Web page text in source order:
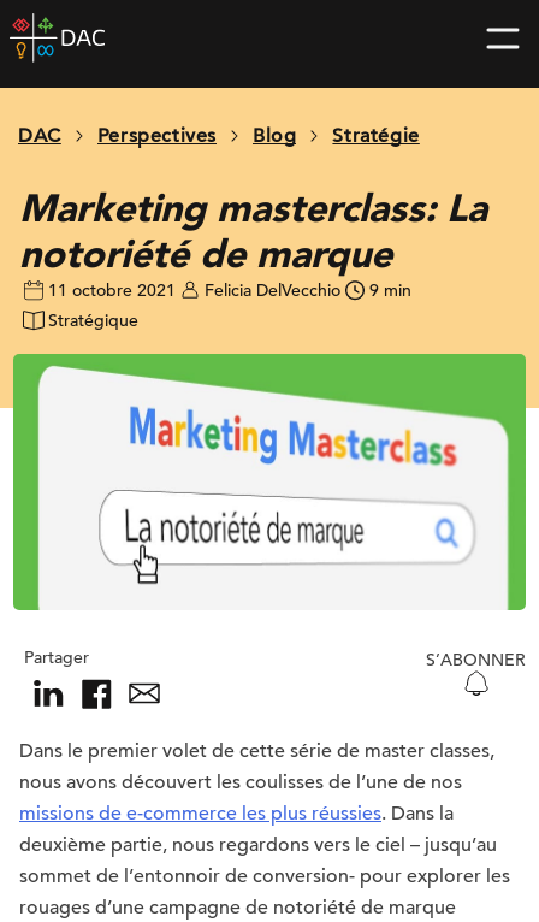
Skip
to
home
DAC Perspectives Blog Stratégie
Marketing masterclass: La
notoriété de marque
11 octobre 2021 Felicia DelVecchio
9 min
Stratégique
Partager S’ABONNER
Dans le premier volet de cette série de master classes,
nous avons découvert les coulisses de l’une de nos
missions de e-commerce les plus réussies. Dans la
deuxième partie, nous regardons vers le ciel – jusqu’au
sommet de l’entonnoir de conversion- pour explorer les
rouages d’une campagne de notoriété de marque